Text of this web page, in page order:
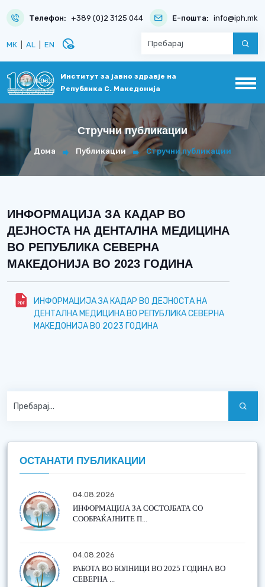
Телефон: +389 (0)2 3125 044 Е-пошта: info@iph.mk
МК AL EN disabled_visible
Институт за јавно здравје на
Република С. Македонија
Стручни публикации
Дома Публикации Стручни публикации
ИНФОРМАЦИJА ЗА КАДАР ВО
ДЕJНОСТА НА ДЕНТАЛНА МЕДИЦИНА
ВО РЕПУБЛИКА СЕВЕРНА
МАКЕДОНИJА ВО 2023 ГОДИНА
ИНФОРМАЦИJА ЗА КАДАР ВО ДЕJНОСТА НА
ДЕНТАЛНА МЕДИЦИНА ВО РЕПУБЛИКА СЕВЕРНА
МАКЕДОНИJА ВО 2023 ГОДИНА
ОСТАНАТИ ПУБЛИКАЦИИ
04.08.2026
ИНФОРМАЦИЈА ЗА СОСТОЈБАТА СО
СООБРАЌАЈНИТЕ П...
04.08.2026
РАБОТА ВО БОЛНИЦИ ВО 2025 ГОДИНА ВО
СЕВЕРНА ...